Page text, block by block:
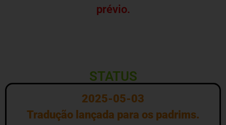
prévio.
STATUS
2025-05-03
Tradução lançada para os padrims.